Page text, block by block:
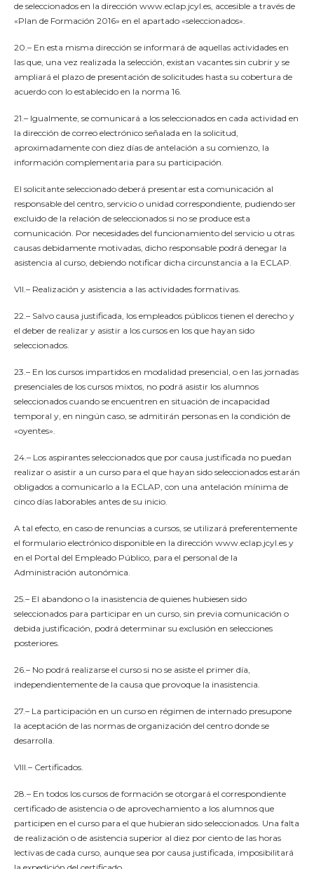
de seleccionados en la dirección www.eclap.jcyl.es, accesible a través de
«Plan de Formación 2016» en el apartado «seleccionados».
20.– En esta misma dirección se informará de aquellas actividades en
las que, una vez realizada la selección, existan vacantes sin cubrir y se
ampliará el plazo de presentación de solicitudes hasta su cobertura de
acuerdo con lo establecido en la norma 16.
21.– Igualmente, se comunicará a los seleccionados en cada actividad en
la dirección de correo electrónico señalada en la solicitud,
aproximadamente con diez días de antelación a su comienzo, la
información complementaria para su participación.
El solicitante seleccionado deberá presentar esta comunicación al
responsable del centro, servicio o unidad correspondiente, pudiendo ser
excluido de la relación de seleccionados si no se produce esta
comunicación. Por necesidades del funcionamiento del servicio u otras
causas debidamente motivadas, dicho responsable podrá denegar la
asistencia al curso, debiendo notificar dicha circunstancia a la ECLAP.
VII.– Realización y asistencia a las actividades formativas.
22.– Salvo causa justificada, los empleados públicos tienen el derecho y
el deber de realizar y asistir a los cursos en los que hayan sido
seleccionados.
23.– En los cursos impartidos en modalidad presencial, o en las jornadas
presenciales de los cursos mixtos, no podrá asistir los alumnos
seleccionados cuando se encuentren en situación de incapacidad
temporal y, en ningún caso, se admitirán personas en la condición de
«oyentes».
24.– Los aspirantes seleccionados que por causa justificada no puedan
realizar o asistir a un curso para el que hayan sido seleccionados estarán
obligados a comunicarlo a la ECLAP, con una antelación mínima de
cinco días laborables antes de su inicio.
A tal efecto, en caso de renuncias a cursos, se utilizará preferentemente
el formulario electrónico disponible en la dirección www.eclap.jcyl.es y
en el Portal del Empleado Público, para el personal de la
Administración autonómica.
25.– El abandono o la inasistencia de quienes hubiesen sido
seleccionados para participar en un curso, sin previa comunicación o
debida justificación, podrá determinar su exclusión en selecciones
posteriores.
26.– No podrá realizarse el curso si no se asiste el primer día,
independientemente de la causa que provoque la inasistencia.
27.– La participación en un curso en régimen de internado presupone
la aceptación de las normas de organización del centro donde se
desarrolla.
VIII.– Certificados.
28.– En todos los cursos de formación se otorgará el correspondiente
certificado de asistencia o de aprovechamiento a los alumnos que
participen en el curso para el que hubieran sido seleccionados. Una falta
de realización o de asistencia superior al diez por ciento de las horas
lectivas de cada curso, aunque sea por causa justificada, imposibilitará